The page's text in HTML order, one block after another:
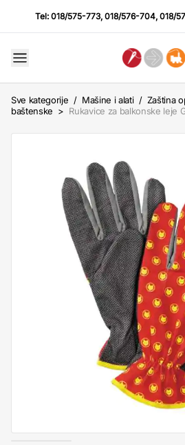
Tel:018/575-773,018/576-704,018/
Sve kategorije / Mašine i alati / Zaština
baštenske > Rukavice za balkonske leje